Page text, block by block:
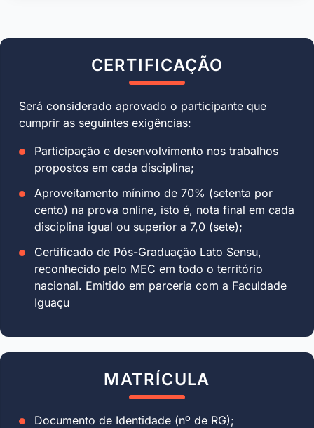
CERTIFICAÇÃO
Será considerado aprovado o participante que
cumprir as seguintes exigências:
Participação e desenvolvimento nos trabalhos
propostos em cada disciplina;
Aproveitamento mínimo de 70% (setenta por
cento) na prova online, isto é, nota final em cada
disciplina igual ou superior a 7,0 (sete);
Certificado de Pós-Graduação Lato Sensu,
reconhecido pelo MEC em todo o território
nacional. Emitido em parceria com a Faculdade
Iguaçu
MATRÍCULA
Documento de Identidade (nº de RG);